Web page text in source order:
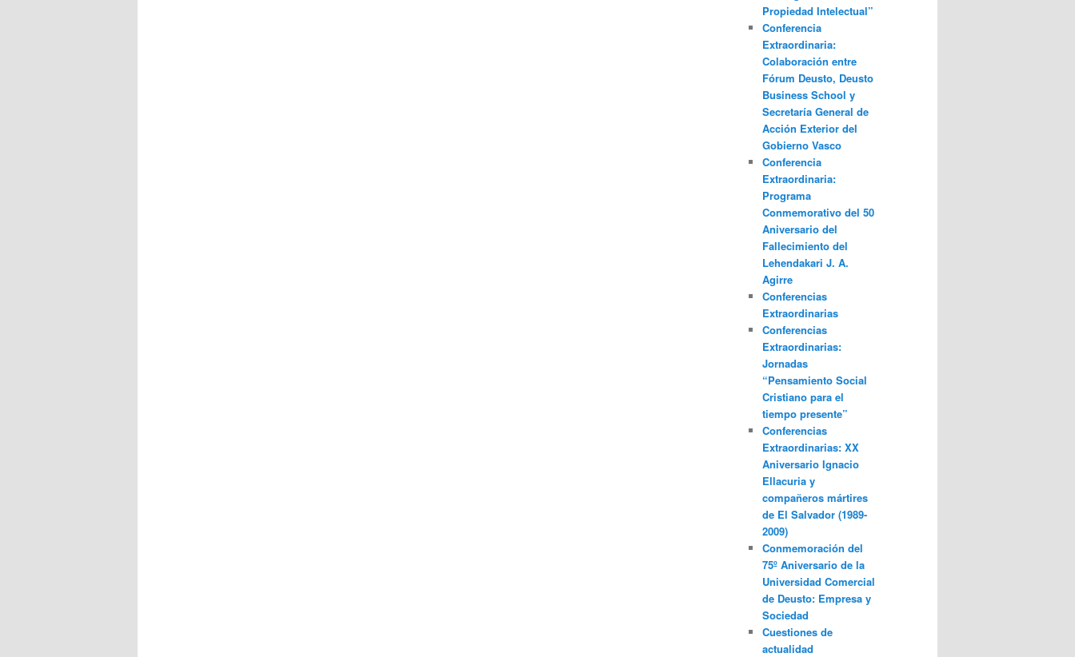
Propiedad Intelectual”
Conferencia
Extraordinaria:
Colaboración entre
Fórum Deusto, Deusto
Business School y
Secretaría General de
Acción Exterior del
Gobierno Vasco
Conferencia
Extraordinaria:
Programa
Conmemorativo del 50
Aniversario del
Fallecimiento del
Lehendakari J. A.
Agirre
Conferencias
Extraordinarias
Conferencias
Extraordinarias:
Jornadas
“Pensamiento Social
Cristiano para el
tiempo presente”
Conferencias
Extraordinarias: XX
Aniversario Ignacio
Ellacuria y
compañeros mártires
de El Salvador (1989-
2009)
Conmemoración del
75º Aniversario de la
Universidad Comercial
de Deusto: Empresa y
Sociedad
Cuestiones de
actualidad